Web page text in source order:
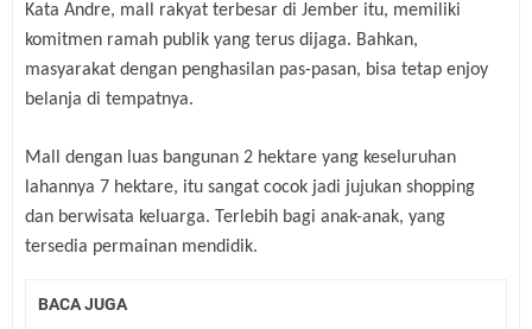
Kata Andre, mall rakyat terbesar di Jember itu, memiliki
komitmen ramah publik yang terus dijaga. Bahkan,
masyarakat dengan penghasilan pas-pasan, bisa tetap enjoy
belanja di tempatnya.
Mall dengan luas bangunan 2 hektare yang keseluruhan
lahannya 7 hektare, itu sangat cocok jadi jujukan shopping
dan berwisata keluarga. Terlebih bagi anak-anak, yang
tersedia permainan mendidik.
BACA JUGA